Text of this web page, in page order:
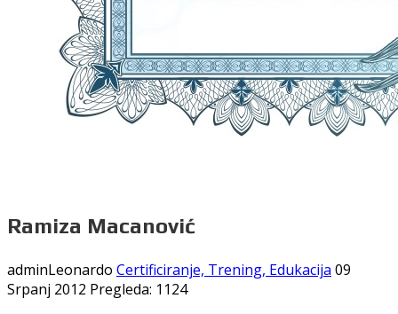
Ramiza Macanović
adminLeonardo Certificiranje, Trening, Edukacija 09
Srpanj 2012 Pregleda: 1124